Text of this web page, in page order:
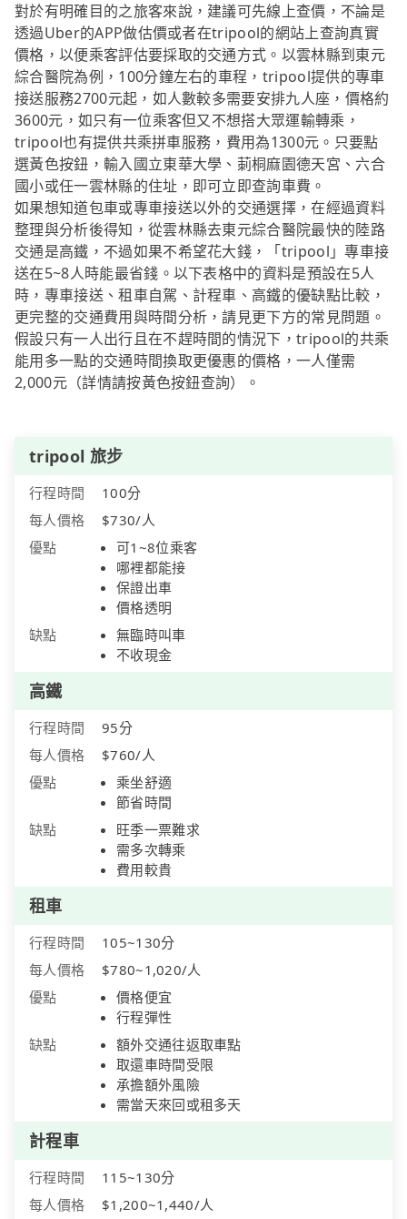
對於有明確目的之旅客來說，建議可先線上查價，不論是
透過Uber的APP做估價或者在tripool的網站上查詢真實
價格，以便乘客評估要採取的交通方式。以雲林縣到東元
綜合醫院為例，100分鐘左右的車程，tripool提供的專車
接送服務2700元起，如人數較多需要安排九人座，價格約
3600元，如只有一位乘客但又不想搭大眾運輸轉乘，
tripool也有提供共乘拼車服務，費用為1300元。只要點
選黃色按鈕，輸入國立東華大學、莿桐麻園德天宮、六合
國小或任一雲林縣的住址，即可立即查詢車費。
如果想知道包車或專車接送以外的交通選擇，在經過資料
整理與分析後得知，從雲林縣去東元綜合醫院最快的陸路
交通是高鐵，不過如果不希望花大錢，「tripool」專車接
送在5~8人時能最省錢。以下表格中的資料是預設在5人
時，專車接送、租車自駕、計程車、高鐵的優缺點比較，
更完整的交通費用與時間分析，請見更下方的常見問題。
假設只有一人出行且在不趕時間的情況下，tripool的共乘
能用多一點的交通時間換取更優惠的價格，一人僅需
2,000元（詳情請按黃色按鈕查詢）。
tripool 旅步
行程時間
100分
每人價格
$730/人
優點
可1~8位乘客
哪裡都能接
保證出車
價格透明
缺點
無臨時叫車
不收現金
高鐵
行程時間
95分
每人價格
$760/人
優點
乘坐舒適
節省時間
缺點
旺季一票難求
需多次轉乘
費用較貴
租車
行程時間
105~130分
每人價格
$780~1,020/人
優點
價格便宜
行程彈性
缺點
額外交通往返取車點
取還車時間受限
承擔額外風險
需當天來回或租多天
計程車
行程時間
115~130分
每人價格
$1,200~1,440/人